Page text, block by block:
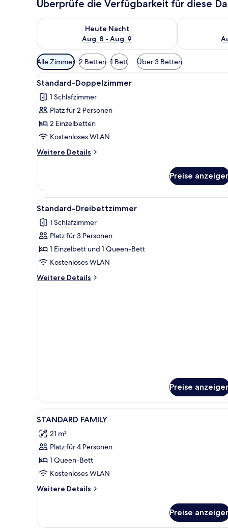
Überprüfe die Verfügbarkeit für diese
Heute Nacht
Aug. 8 - Aug. 9
Überprüfe die Verfügbarkeit für heute Nacht, Aug. 8
Überprüfe
Verfügbare
Filter
für
Zimmer
Alle Zimmer 2 Betten 1 Bett Über 3 Betten
Alle
Fotos
für
Standard-
Doppelzimmer
anzeigen
Ein Hotelzimmer mit Bett,
5
Standard-Doppelzimmer
1 Schlafzimmer
Platz für 2 Personen
2 Einzelbetten
Kostenloses WLAN
Weitere Details
Weitere
Doppelzimmer
Preise
Alle
Fotos
für
Standard-
Dreibettzimmer
anzeigen
Ein Hotelzimmer mit zwei
5
Standard-Dreibettzimmer
1 Schlafzimmer
Platz für 3 Personen
1 Einzelbett und 1 Queen-Bett
Kostenloses WLAN
Weitere Details
Weitere
Preise
Alle
Fotos
für
STANDARD
FAMILY
anzeigen
Ein Zimmer mit einem Bett,
2
STANDARD FAMILY
21 m²
Platz für 4 Personen
1 Queen-Bett
Kostenloses WLAN
Weitere Details
Weitere
FAMILY
Preise